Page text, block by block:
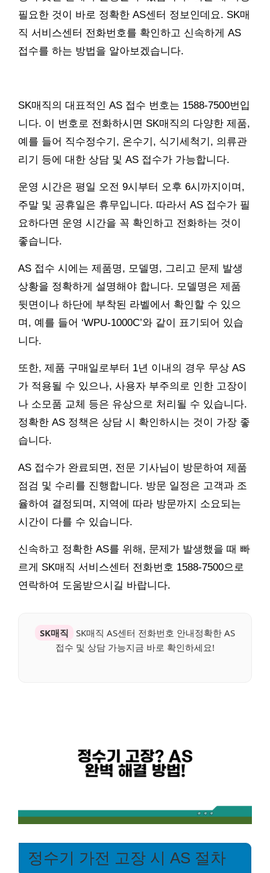
필요한 것이 바로 정확한 AS센터 정보인데요. SK매
직 서비스센터 전화번호를 확인하고 신속하게 AS
접수를 하는 방법을 알아보겠습니다.
SK매직의 대표적인 AS 접수 번호는 1588-7500번입
니다. 이 번호로 전화하시면 SK매직의 다양한 제품,
예를 들어 직수정수기, 온수기, 식기세척기, 의류관
리기 등에 대한 상담 및 AS 접수가 가능합니다.
운영 시간은 평일 오전 9시부터 오후 6시까지이며,
주말 및 공휴일은 휴무입니다. 따라서 AS 접수가 필
요하다면 운영 시간을 꼭 확인하고 전화하는 것이
좋습니다.
AS 접수 시에는 제품명, 모델명, 그리고 문제 발생
상황을 정확하게 설명해야 합니다. 모델명은 제품
뒷면이나 하단에 부착된 라벨에서 확인할 수 있으
며, 예를 들어 ‘WPU-1000C’와 같이 표기되어 있습
니다.
또한, 제품 구매일로부터 1년 이내의 경우 무상 AS
가 적용될 수 있으나, 사용자 부주의로 인한 고장이
나 소모품 교체 등은 유상으로 처리될 수 있습니다.
정확한 AS 정책은 상담 시 확인하시는 것이 가장 좋
습니다.
AS 접수가 완료되면, 전문 기사님이 방문하여 제품
점검 및 수리를 진행합니다. 방문 일정은 고객과 조
율하여 결정되며, 지역에 따라 방문까지 소요되는
시간이 다를 수 있습니다.
신속하고 정확한 AS를 위해, 문제가 발생했을 때 빠
르게 SK매직 서비스센터 전화번호 1588-7500으로
연락하여 도움받으시길 바랍니다.
SK매직
SK매직 AS센터 전화번호 안내정확한 AS
접수 및 상담 가능지금 바로 확인하세요!
정수기 가전 고장 시 AS 절차